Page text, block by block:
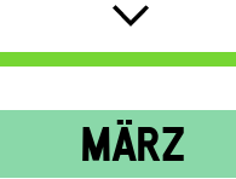
MÄRZ